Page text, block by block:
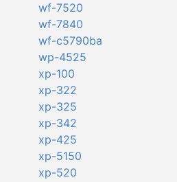
wf-7520
wf-7840
wf-c5790ba
wp-4525
xp-100
xp-322
xp-325
xp-342
xp-425
xp-5150
xp-520